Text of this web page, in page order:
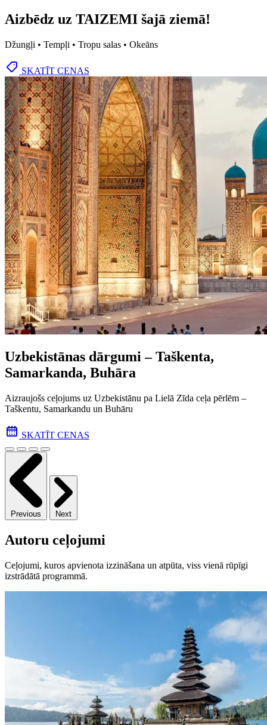
Aizbēdz uz TAIZEMI šajā ziemā!
Džungļi • Tempļi • Tropu salas • Okeāns
SKATĪT CENAS
Uzbekistānas dārgumi – Taškenta,
Samarkanda, Buhāra
Aizraujošs ceļojums uz Uzbekistānu pa Lielā Zīda ceļa pēr­lēm –
Taškentu, Samarkandu un Buhāru
SKATĪT CENAS
Previous Next
Autoru ceļojumi
Ceļojumi, kuros apvienota izzināšana un atpūta, viss vienā rūpīgi
izstrādātā programmā.